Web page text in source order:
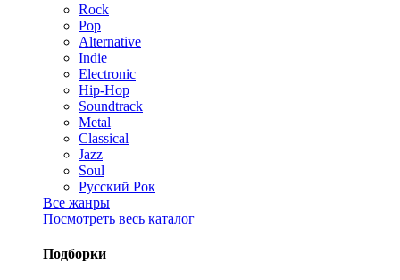
Rock
Pop
Alternative
Indie
Electronic
Hip-Hop
Soundtrack
Metal
Classical
Jazz
Soul
Русский Рок
Все жанры
Посмотреть весь каталог
Подборки